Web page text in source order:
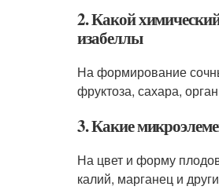
2. Какой
изабеллы
На формирование
фруктоза, сахара,
3. Какие
На цвет и форму
калий, марганец и